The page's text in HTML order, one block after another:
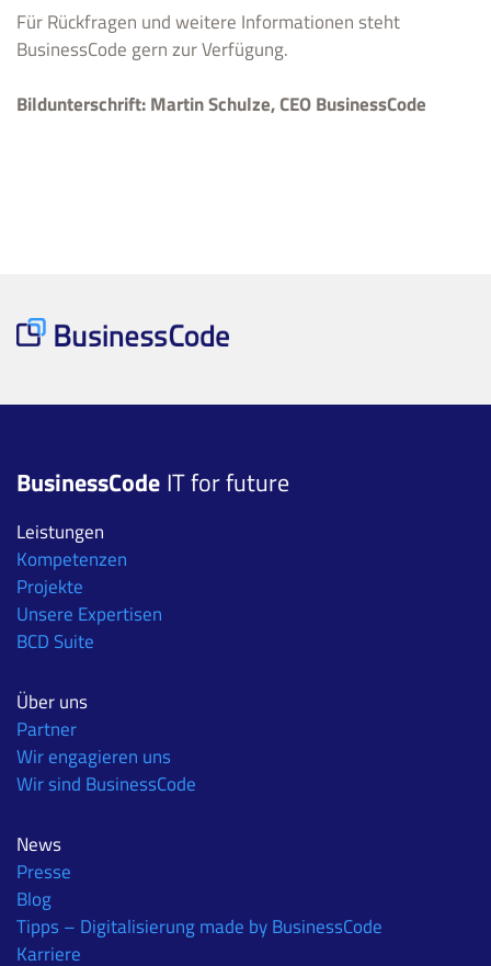
Für Rückfragen und weitere Informationen steht
BusinessCode gern zur Verfügung.
Bildunterschrift: Martin Schulze, CEO BusinessCode
BusinessCode IT for future
Leistungen
Kompetenzen
Projekte
Unsere Expertisen
BCD Suite
Über uns
Partner
Wir engagieren uns
Wir sind BusinessCode
News
Presse
Blog
Tipps – Digitalisierung made by BusinessCode
Karriere